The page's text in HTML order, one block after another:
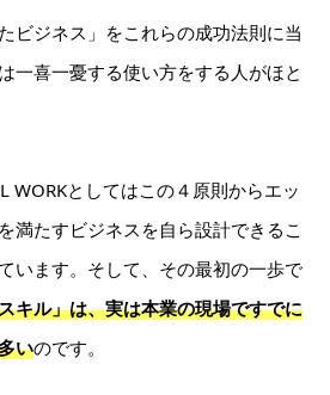
ビジネス」をこれらの成功法則に当
一喜一憂する使い方をする人がほと
WORKとしてはこの４原則からエッ
満たすビジネスを自ら設計できるこ
います。そして、その最初の一歩で
キル」は、実は本業の現場ですでに
いのです。